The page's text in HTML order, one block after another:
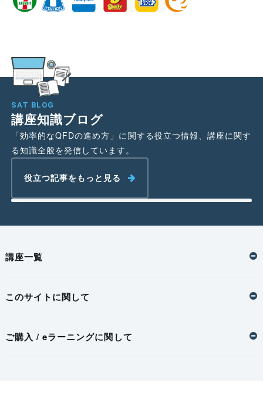
SAT BLOG
講座知識ブログ
「効率的なQFDの進め方」に関する役立つ情報、講座に関す
る知識全般を発信しています。
役立つ記事をもっと見る
講座一覧
このサイトに関して
ご購入 / eラーニングに関して